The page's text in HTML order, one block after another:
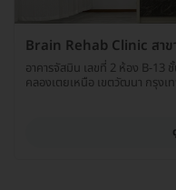
Brain Rehab Clinic สาข
อาคารจัสมิน เลขที่ 2 ห้อง B-13
คลองเตยเหนือ เขตวัฒนา กรุง